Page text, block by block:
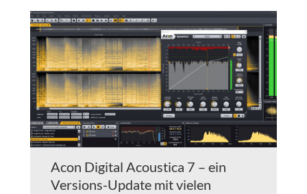
Acon Digital Acoustica 7 – ein
Versions-Update mit vielen